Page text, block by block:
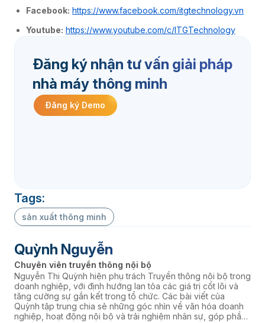
Facebook: https://www.facebook.com/itgtechnology.vn
Youtube: https://www.youtube.com/c/ITGTechnology
Đăng ký nhận tư vấn giải pháp
nhà máy thông minh
Đăng ký Demo
Tags:
sản xuất thông minh
Quỳnh Nguyễn
Chuyên viên truyền thông nội bộ
Nguyễn Thị Quỳnh hiện phụ trách Truyền thông nội bộ trong
doanh nghiệp, với định hướng lan tỏa các giá trị cốt lõi và
tăng cường sự gắn kết trong tổ chức. Các bài viết của
Quỳnh tập trung chia sẻ những góc nhìn về văn hóa doanh
nghiệp, hoạt động nội bộ và trải nghiệm nhân sự, góp phần